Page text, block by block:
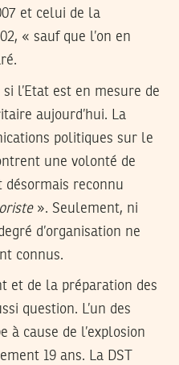
et celui de la
« sauf que l’on en
l’Etat est en mesure de
aujourd’hui. La
politiques sur le
une volonté de
reconnu
». Seulement, ni
d’organisation ne
connus.
et de la préparation des
question. L’un des
à cause de l’explosion
19 ans. La DST